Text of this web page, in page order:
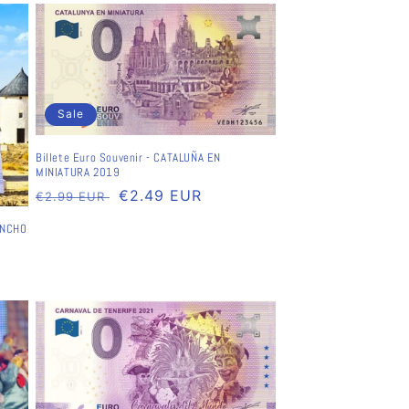
Sale
Billete Euro Souvenir - CATALUÑA EN
MINIATURA 2019
Normaler
€2.99 EUR Verkaufspreis
€2.49 EUR